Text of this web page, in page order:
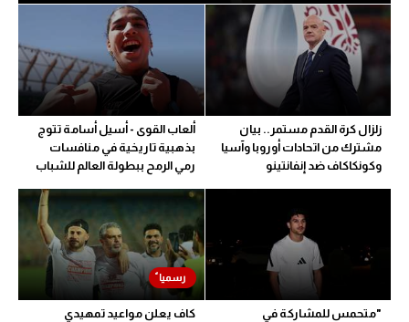
زلزال كرة القدم مستمر.. بيان
مشترك من اتحادات أوروبا وآسيا
وكونكاكاف ضد إنفانتينو
ألعاب القوى - أسيل أسامة تتوج
بذهبية تاريخية في منافسات
رمي الرمح ببطولة العالم للشباب
"متحمس للمشاركة في
كاف يعلن مواعيد تمهيدي